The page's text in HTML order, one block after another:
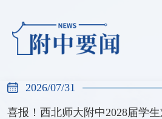
喜报！西北师大附中
代表兰州市出战甘肃省
青少年组羽毛球比赛
2026/07/31
喜报！西北师大附中2028届学